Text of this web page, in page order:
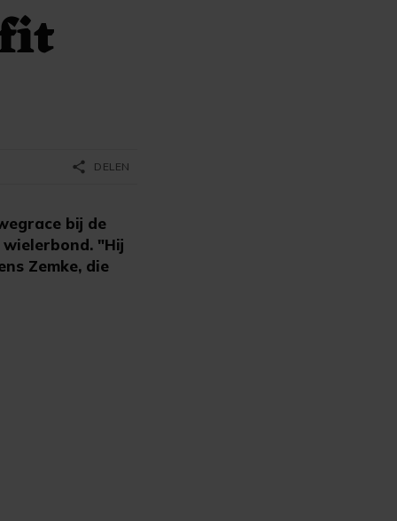
bij de
"Hij
Zemke, die
share DELEN